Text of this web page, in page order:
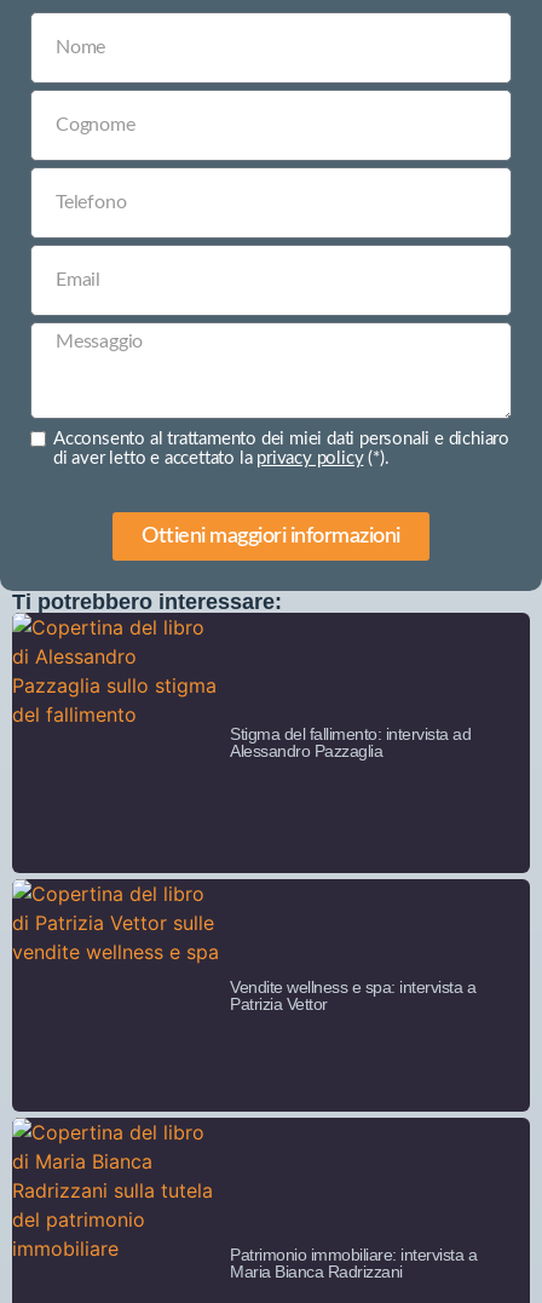
Acconsento al trattamento dei miei dati personali e dichiaro
di aver letto e accettato la privacy policy(*).
Ottieni maggiori informazioni
Ti potrebbero interessare:
Stigma del fallimento: intervista ad
Alessandro Pazzaglia
Vendite wellness e spa: intervista a
Patrizia Vettor
Patrimonio immobiliare: intervista a
Maria Bianca Radrizzani